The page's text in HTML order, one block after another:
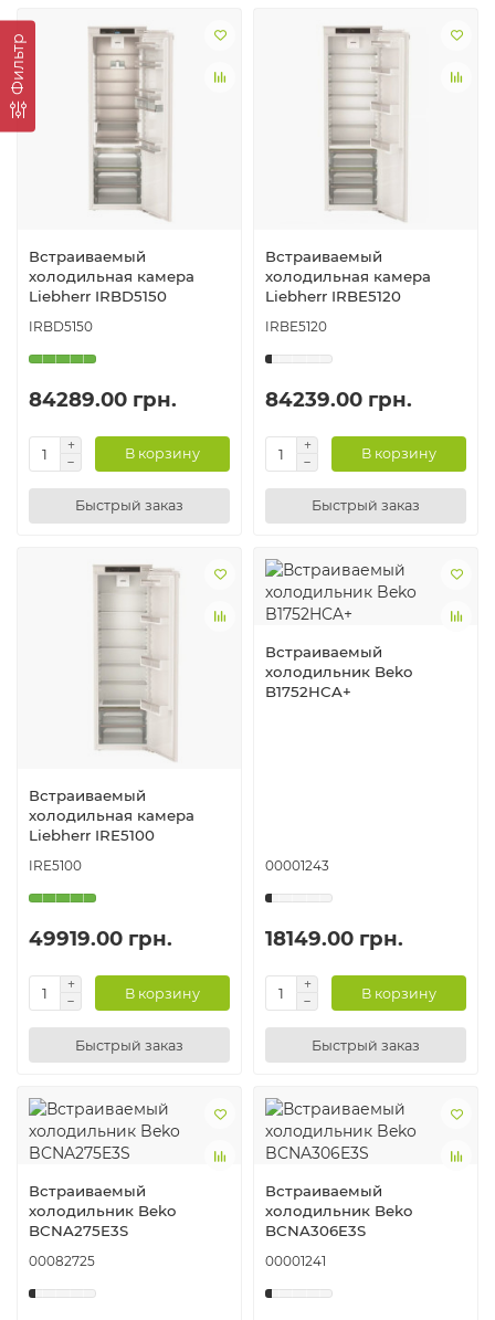
Фильтр
Встраиваемый
холодильная камера
Liebherr IRBD5150
IRBD5150
84289.00 грн.
В корзину
Быстрый заказ
Встраиваемый
холодильная камера
Liebherr IRBE5120
IRBE5120
84239.00 грн.
В корзину
Быстрый заказ
Встраиваемый
холодильная камера
Liebherr IRE5100
IRE5100
49919.00 грн.
В корзину
Быстрый заказ
Встраиваемый
холодильник Beko
B1752HCA+
00001243
18149.00 грн.
В корзину
Быстрый заказ
Встраиваемый
холодильник Beko
BCNA275E3S
00082725
Встраиваемый
холодильник Beko
BCNA306E3S
00001241